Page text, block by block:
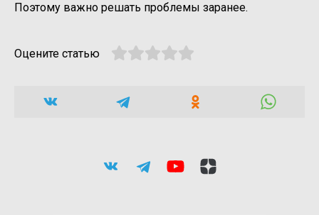
Поэтому важно решать проблемы заранее.
Оцените статью